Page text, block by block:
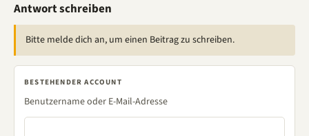
Antwort schreiben
Bitte melde dich an, um einen Beitrag zu schreiben.
BESTEHENDER ACCOUNT
Benutzername oder E-Mail-Adresse